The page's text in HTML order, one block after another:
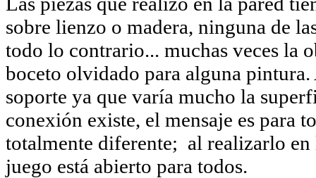
sobre lienzo o madera, ninguna de
todo lo contrario... muchas veces la
boceto olvidado para alguna pintura.
soporte ya que varía mucho la
conexión existe, el mensaje es para
totalmente diferente; al realizarlo
juego está abierto para todos.